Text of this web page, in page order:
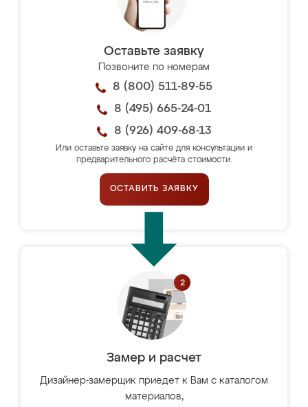
Оставьте заявку
Позвоните по номерам
8 (800) 511-89-55
8 (495) 665-24-01
8 (926) 409-68-13
Или оставьте заявку на сайте для консультации и
предварительного расчёта стоимости.
ОСТАВИТЬ ЗАЯВКУ
Замер и расчет
Дизайнер-замерщик приедет к Вам с каталогом
материалов,